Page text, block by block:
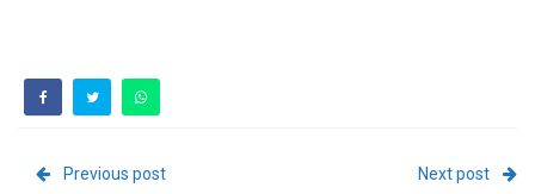
Previous post Next post